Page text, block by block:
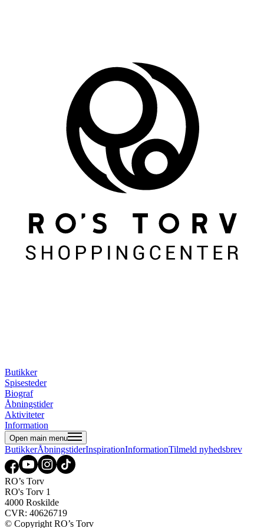
Butikker
Spisesteder
Biograf
Åbningstider
Aktiviteter
Information
Open main menu
ButikkerÅbningstiderInspirationInformationTilmeld nyhedsbrev
RO’s Torv
RO's Torv 1
4000 Roskilde
CVR: 40626719
© Copyright RO’s Torv